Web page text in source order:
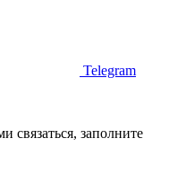
Telegram
связаться, заполните